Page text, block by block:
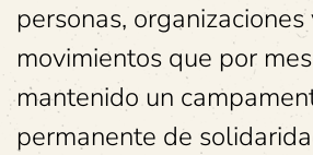
personas, organizaciones
movimientos que por
mantenido un
permanente de